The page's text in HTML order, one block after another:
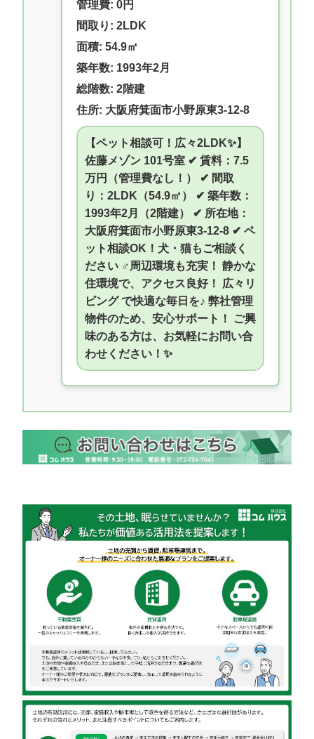
管理費: 0円
間取り: 2LDK
面積: 54.9㎡
築年数: 1993年2月
総階数: 2階建
住所: 大阪府箕面市小野原東3-12-8
【ペット相談可！広々2LDK✨】
佐藤メゾン 101号室 ✔ 賃料：7.5
万円（管理費なし！） ✔ 間取
り：2LDK（54.9㎡） ✔ 築年数：
1993年2月（2階建） ✔ 所在地：
大阪府箕面市小野原東3-12-8 ✔ ペ
ット相談OK！犬・猫もご相談く
ださい ‍♂️周辺環境も充実！ 静かな
住環境で、アクセス良好！ 広々リ
ビング で快適な毎日を♪ 弊社管理
物件のため、安心サポート！ ご興
味のある方は、お気軽にお問い合
わせください！✨